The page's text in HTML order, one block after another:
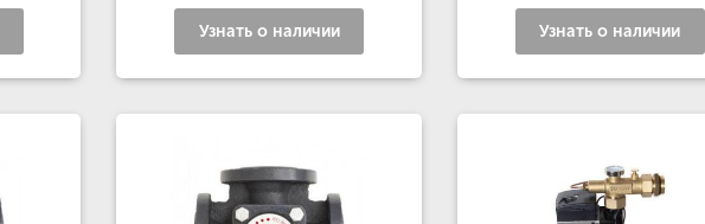
Узнать о наличии Узнать о наличии